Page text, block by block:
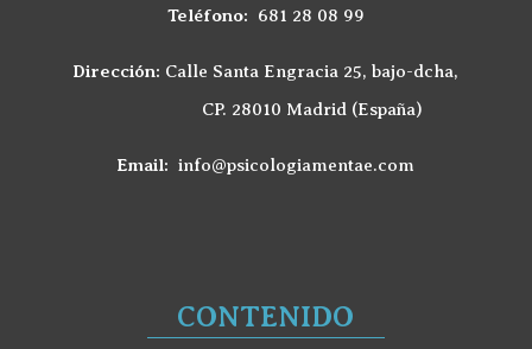
Teléfono: 681 28 08 99
Dirección: Calle Santa Engracia 25, bajo-dcha,
CP. 28010 Madrid (España)
Email:info@psicologiamentae.com
CONTENIDO